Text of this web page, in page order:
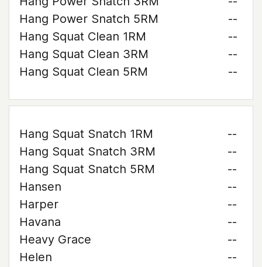
Hang Power Snatch 5RM
--
Hang Squat Clean 1RM
--
Hang Squat Clean 3RM
--
Hang Squat Clean 5RM
--
Hang Squat Snatch 1RM
--
Hang Squat Snatch 3RM
--
Hang Squat Snatch 5RM
--
Hansen
--
Harper
--
Havana
--
Heavy Grace
--
Helen
--